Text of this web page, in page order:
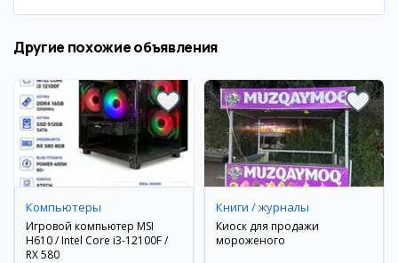
Другие похожие объявления
Компьютеры
Игровой компьютер MSI
H610 / Intel Core i3-12100F /
RX 580
Книги / журналы
Киоск для продажи
мороженого